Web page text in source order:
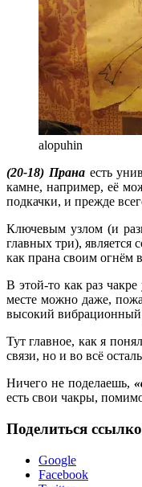
alopuhin
(20-18) Пранаесть
камне, например, её
подкачки, и прежде
Ключевым узлом (и
главных три), является
как прана своим огнём
В этой-то как раз
месте можно даже,
высокий вибрационный
Тут главное, как я
связи, но и во всё
Ничего не поделаешь,
есть свои чакры,
Поделиться
Google
Facebook